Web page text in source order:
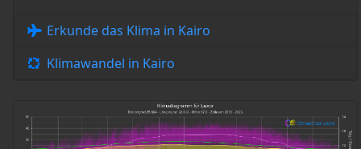
Erkunde das Klima in Kairo
Klimawandel in Kairo